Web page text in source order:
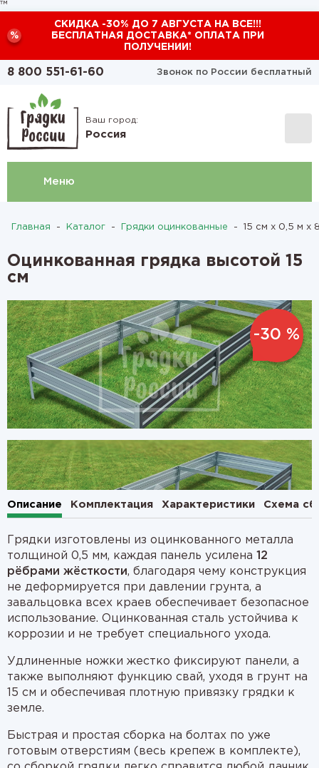
™
%
СКИДКА -30% ДО 7 АВГУСТА НА ВСЕ!!!
БЕСПЛАТНАЯ ДОСТАВКА* ОПЛАТА ПРИ
ПОЛУЧЕНИИ!
8 800 551-61-60 Звонок по России бесплатный
Ваш город:
Россия
Меню
Главная - Каталог - Грядки оцинкованные - 15 см х 0,5 м х
Оцинкованная грядка высотой 15
см
-30 %
1
Описание Комплектация Характеристики Схема
Грядки изготовлены из оцинкованного металла
толщиной 0,5 мм, каждая панель усилена 12
рёбрами жёсткости, благодаря чему конструкция
не деформируется при давлении грунта, а
завальцовка всех краев обеспечивает безопасное
использование. Оцинкованная сталь устойчива к
коррозии и не требует специального ухода.
Удлиненные ножки жестко фиксируют панели, а
также выполняют функцию свай, уходя в грунт на
15 см и обеспечивая плотную привязку грядки к
земле.
Быстрая и простая сборка на болтах по уже
готовым отверстиям (весь крепеж в комплекте),